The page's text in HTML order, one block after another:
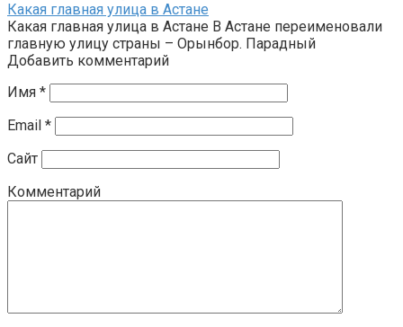
Какая главная улица в Астане
Какая главная улица в Астане В Астане переименовали
главную улицу страны – Орынбор. Парадный
Добавить комментарий
Имя *
Email *
Сайт
Комментарий